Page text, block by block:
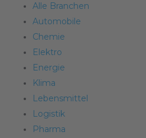
Alle Branchen
Automobile
Chemie
Elektro
Energie
Klima
Lebensmittel
Logistik
Pharma